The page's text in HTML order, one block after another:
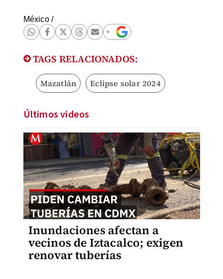
México/
TAGS RELACIONADOS:
Mazatlán Eclipse solar 2024
Últimos videos
Inundaciones afectan a
vecinos de Iztacalco; exigen
renovar tuberías